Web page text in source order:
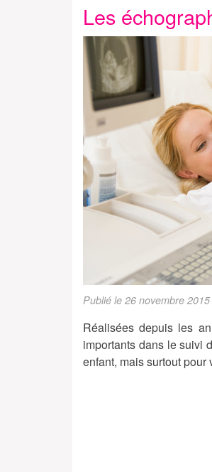
Les
Publié le 26 novembre
Réalisées depuis les
importants dans le suivi
enfant, mais surtout